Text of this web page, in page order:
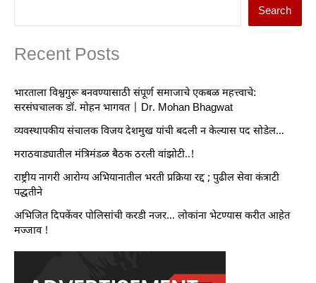
Search
Recent Posts
भारताला विश्वगुरू बनवण्यासाठी संपूर्ण समाजाचे एकबळ महत्त्वाचे:
सरसंघचालक डॉ. मोहन भागवत | Dr. Mohan Bhagwat
व्यवस्थापकीय संचालक विजय देशमुख यांची बदली न केल्यास पद सोडेल…
मराठवाड्यातील मंत्रिमंडळ बैठक ठरली वांझोटी..!
राष्ट्रीय नागरी आरोग्य अभियानातील भरती प्रक्रिया रद्द ; पुढील सेवा कंत्राटी
पद्धतीने
अभिजित दिपकेंवर पोलिसांची करडी नजर… लोकांना भेटण्यास करीत आहेत
मज्जाव !